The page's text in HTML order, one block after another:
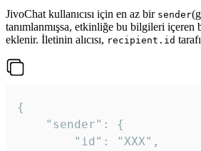
JivoChat kullanıcısı için en az bir sender
tanımlanmışsa, etkinliğe bu bilgileri içeren
eklenir. İletinin alıcısı, recipient.id
{